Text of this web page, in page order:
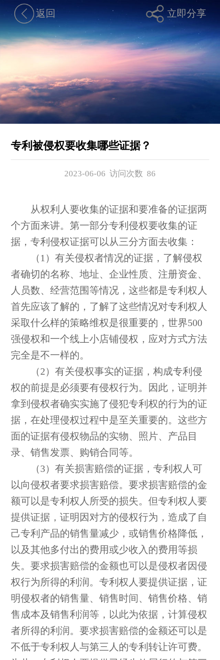
返回 立即分享
专利被侵权要收集哪些证据？
2023-06-06 访问次数 86
从权利人要收集的证据和要准备的证据两
个方面来讲。第一部分专利侵权要收集的证
据，专利侵权证据可以从三分方面去收集：
（1）有关侵权者情况的证据，了解侵权
者确切的名称、地址、企业性质、注册资金、
人员数、经营范围等情况，这些都是专利权人
首先应该了解的，了解了这些情况对专利权人
采取什么样的策略维权是很重要的，世界500
强侵权和一个线上小店铺侵权，应对方式方法
完全是不一样的。
（2）有关侵权事实的证据，构成专利侵
权的前提是必须要有侵权行为。因此，证明并
拿到侵权者确实实施了侵犯专利权的行为的证
据，在处理侵权过程中是至关重要的。这些方
面的证据有侵权物品的实物、照片、产品目
录、销售发票、购销合同等。
（3）有关损害赔偿的证据，专利权人可
以向侵权者要求损害赔偿。要求损害赔偿的金
额可以是专利权人所受的损失。但专利权人要
提供证据，证明因对方的侵权行为，造成了自
己专利产品的销售量减少，或销售价格降低，
以及其他多付出的费用或少收入的费用等损
失。要求损害赔偿的金额也可以是侵权者因侵
权行为所得的利润。专利权人要提供证据，证
明侵权者的销售量、销售时间、销售价格、销
售成本及销售利润等，以此为依据，计算侵权
者所得的利润。要求损害赔偿的金额还可以是
不低于专利权人与第三人的专利转让许可费。